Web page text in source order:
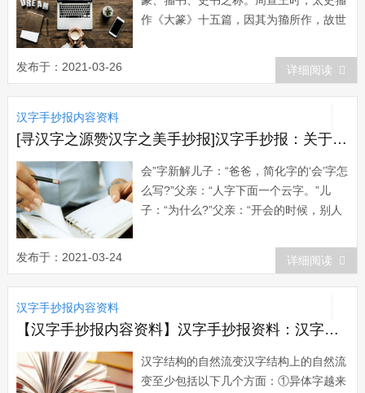
作《大篆》十五篇，因其为籀所作，故世
文基础上整理出来的，故其与古文或同或
异。今其文散见于《说文解字[1]》和后人
收集的各种钟鼎彝器之中。其...
发布于：2021-03-26 详细阅读
汉字手抄报内容资料
[寻汉字之源赞汉字之美手抄报]汉字手抄报：关于汉字的笑话
会”字新解儿子：“爸爸，简化字的‘会’字怎
么写?”父亲：“人字下面一个云字。”儿
子：“为什么?”父亲：“开会的时候，别人
发布于：2021-03-24 详细阅读
汉字手抄报内容资料
【汉字手抄报内容资料】汉字手抄报资料：汉字结构的自然流变
汉字结构的自然流变汉字结构上的自然流
变至少包括以下几个方面：①异体字越来